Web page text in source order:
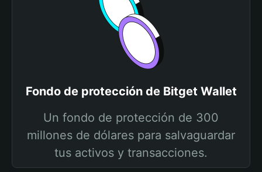
Fondo de protección de Bitget Wallet
Un fondo de protección de 300
millones de dólares para salvaguardar
tus activos y transacciones.